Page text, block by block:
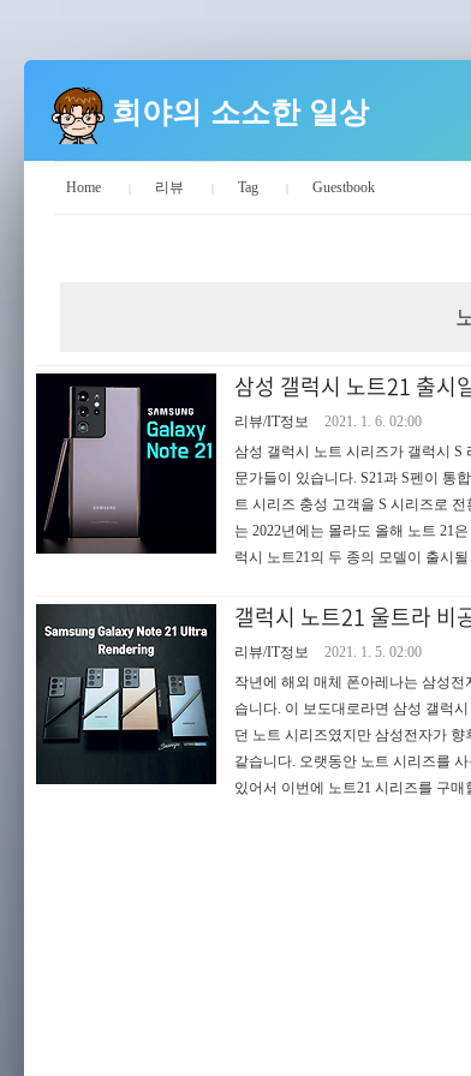
희야의 소소한 일상
Home 리뷰 Tag Guestbook
삼성 갤럭시 노트21 출시
리뷰/IT정보
2021. 1. 6. 02:00
삼성 갤럭시 노트 시리즈가 갤럭시 S
문가들이 있습니다. S21과 S펜이 통
트 시리즈 충성 고객을 S 시리즈로
는 2022년에는 몰라도 올해 노트 21
럭시 노트21의 두 종의 모델이 출시
갤럭시 노트21 울트라 비
리뷰/IT정보
2021. 1. 5. 02:00
작년에 해외 매체 폰아레나는 삼성전
습니다. 이 보도대로라면 삼성 갤럭
던 노트 시리즈였지만 삼성전자가
같습니다. 오랫동안 노트 시리즈를
있어서 이번에 노트21 시리즈를 구